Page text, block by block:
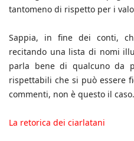
tantomeno di rispetto per i
Sappia, in fine dei conti,
recitando una lista di nomi
parla bene di qualcuno da
rispettabili che si può essere
commenti, non è questo il caso.
La retorica dei ciarlatani